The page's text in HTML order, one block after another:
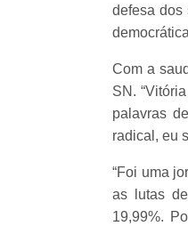
defesa dos
Com a
SN.
palavras
radical, eu
“Foi uma
as lutas
19,99%.